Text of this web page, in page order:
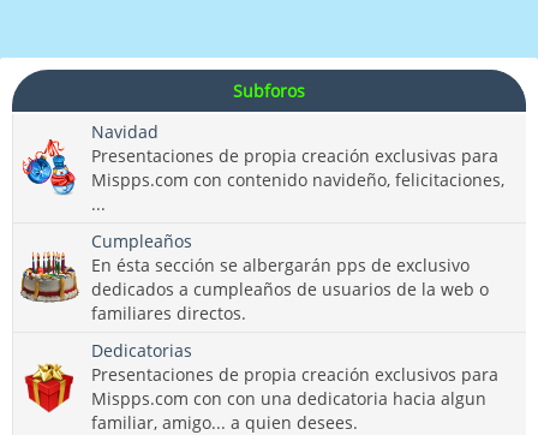
Subforos
Navidad
Presentaciones de propia creación exclusivas para
Mispps.com con contenido navideño, felicitaciones,
...
Cumpleaños
En ésta sección se albergarán pps de exclusivo
dedicados a cumpleaños de usuarios de la web o
familiares directos.
Dedicatorias
Presentaciones de propia creación exclusivos para
Mispps.com con con una dedicatoria hacia algun
familiar, amigo... a quien desees.